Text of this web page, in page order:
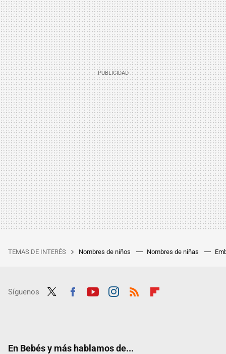
TEMAS DE INTERÉS Nombres de niños Nombres de niñas
Síguenos
En Bebés y más hablamos de...